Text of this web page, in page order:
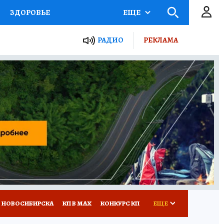
ЗДОРОВЬЕ
Я ЗНАЮ СЕМЬЯ
СЕРИАЛЫ
ВСЕ О КП РАДИО КП
ЕЩЕ
РАДИО РЕКЛАМА
КП В МАХ КОНКУРС КП ЕЩЕ